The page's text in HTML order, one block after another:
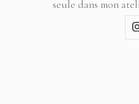
seule dans mon